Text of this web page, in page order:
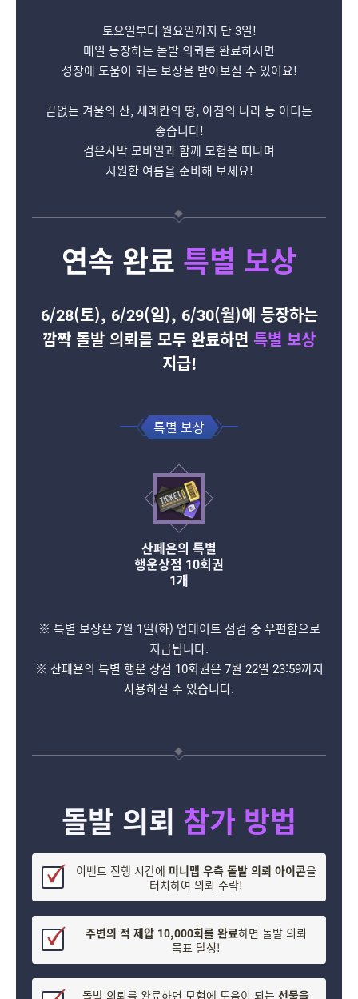
토요일부터 월요일까지 단 3일!
매일 등장하는 돌발 의뢰를 완료하시면
성장에 도움이 되는 보상을 받아보실 수 있어요!
끝없는 겨울의 산, 세례칸의 땅, 아침의 나라 등 어디든
좋습니다!
검은사막 모바일과 함께 모험을 떠나며
시원한 여름을 준비해 보세요!
연속 완료 특별 보상
6/28(토), 6/29(일), 6/30(월)에 등장하는
깜짝 돌발 의뢰를 모두 완료하면 특별 보상
지급!
특별 보상
산페욘의 특별
행운상점 10회권
1개
※ 특별 보상은 7월 1일(화) 업데이트 점검 중 우편함으로
지급됩니다.
※ 산페욘의 특별 행운 상점 10회권은 7월 22일 23:59까지
사용하실 수 있습니다.
돌발 의뢰 참가 방법
이벤트 진행 시간에 미니맵 우측 돌발 의뢰 아이콘을
터치하여 의뢰 수락!
주변의 적 제압 10,000회를 완료하면 돌발 의뢰
목표 달성!
돌발 의뢰를 완료하면 모험에 도움이 되는 선물을